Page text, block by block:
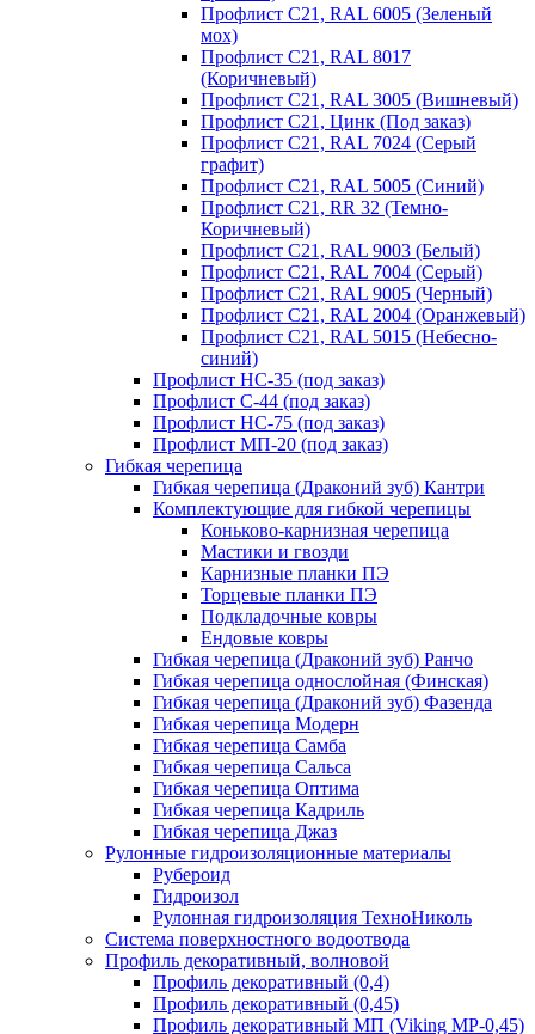
Профлист С21, RAL 6005 (Зеленый
мох)
Профлист С21, RAL 8017
(Коричневый)
Профлист С21, RAL 3005 (Вишневый)
Профлист С21, Цинк (Под заказ)
Профлист С21, RAL 7024 (Серый
графит)
Профлист С21, RAL 5005 (Синий)
Профлист С21, RR 32 (Темно-
Коричневый)
Профлист С21, RAL 9003 (Белый)
Профлист С21, RAL 7004 (Серый)
Профлист С21, RAL 9005 (Черный)
Профлист С21, RAL 2004 (Оранжевый)
Профлист С21, RAL 5015 (Небесно-
синий)
Профлист НС-35 (под заказ)
Профлист С-44 (под заказ)
Профлист НС-75 (под заказ)
Профлист МП-20 (под заказ)
Гибкая черепица
Гибкая черепица (Драконий зуб) Кантри
Комплектующие для гибкой черепицы
Коньково-карнизная черепица
Мастики и гвозди
Карнизные планки ПЭ
Торцевые планки ПЭ
Подкладочные ковры
Ендовые ковры
Гибкая черепица (Драконий зуб) Ранчо
Гибкая черепица однослойная (Финская)
Гибкая черепица (Драконий зуб) Фазенда
Гибкая черепица Модерн
Гибкая черепица Самба
Гибкая черепица Сальса
Гибкая черепица Оптима
Гибкая черепица Кадриль
Гибкая черепица Джаз
Рулонные гидроизоляционные материалы
Рубероид
Гидроизол
Рулонная гидроизоляция ТехноНиколь
Система поверхностного водоотвода
Профиль декоративный, волновой
Профиль декоративный (0,4)
Профиль декоративный (0,45)
Профиль декоративный МП (Viking MP-0,45)